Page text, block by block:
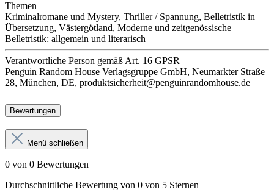
Themen
Kriminalromane und Mystery, Thriller / Spannung, Belletristik in
Übersetzung, Västergötland, Moderne und zeitgenössische
Belletristik: allgemein und literarisch
Verantwortliche Person gemäß Art. 16 GPSR
Penguin Random House Verlagsgruppe GmbH, Neumarkter Straße
28, München, DE, produktsicherheit@penguinrandomhouse.de
Bewertungen
Menü schließen
0 von 0 Bewertungen
Durchschnittliche Bewertung von 0 von 5 Sternen